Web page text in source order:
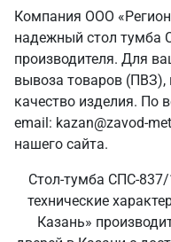
Компания ООО
надежный стол тумба
производителя. Для
вывоза товаров (ПВЗ),
качество изделия. По
email: kazan@zavod-
нашего сайта.
Стол-тумба СПС-
технические
Казань»